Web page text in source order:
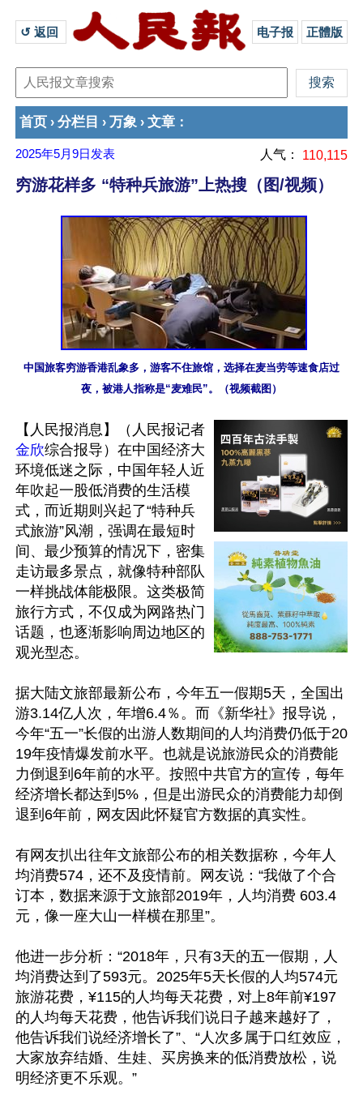
↺ 返回 电子报 正體版
首页 › 分栏目 › 万象 › 文章 ：
2025年5月9日 发表 人气： 110,115
穷游花样多 “特种兵旅游”上热搜（图/视频）
中国旅客穷游香港乱象多，游客不住旅馆，选择在麦当劳等速食店过
夜，被港人指称是“麦难民”。（视频截图）
【人民报消息】（人民报记者
金欣综合报导）在中国经济大
环境低迷之际，中国年轻人近
年吹起一股低消费的生活模
式，而近期则兴起了“特种兵
式旅游”风潮，强调在最短时
间、最少预算的情况下，密集
走访最多景点，就像特种部队
一样挑战体能极限。这类极简
旅行方式，不仅成为网路热门
话题，也逐渐影响周边地区的
观光型态。
据大陆文旅部最新公布，今年五一假期5天，全国出
游3.14亿人次，年增6.4％。而《新华社》报导说，
今年“五一”长假的出游人数期间的人均消费仍低于20
19年疫情爆发前水平。也就是说旅游民众的消费能
力倒退到6年前的水平。按照中共官方的宣传，每年
经济增长都达到5%，但是出游民众的消费能力却倒
退到6年前，网友因此怀疑官方数据的真实性。
有网友扒出往年文旅部公布的相关数据称，今年人
均消费574，还不及疫情前。网友说：“我做了个合
订本，数据来源于文旅部2019年，人均消费 603.4
元，像一座大山一样横在那里”。
他进一步分析：“2018年，只有3天的五一假期，人
均消费达到了593元。2025年5天长假的人均574元
旅游花费，¥115的人均每天花费，对上8年前¥197
的人均每天花费，他告诉我们说日子越来越好了，
他告诉我们说经济增长了”、“人次多属于口红效应，
大家放弃结婚、生娃、买房换来的低消费放松，说
明经济更不乐观。”